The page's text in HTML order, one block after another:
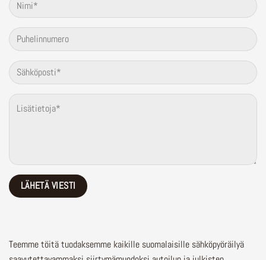
Teemme töitä tuodaksemme kaikille suomalaisille sähköpyöräilyä